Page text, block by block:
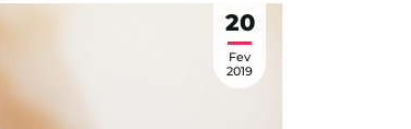
20
Fev
2019